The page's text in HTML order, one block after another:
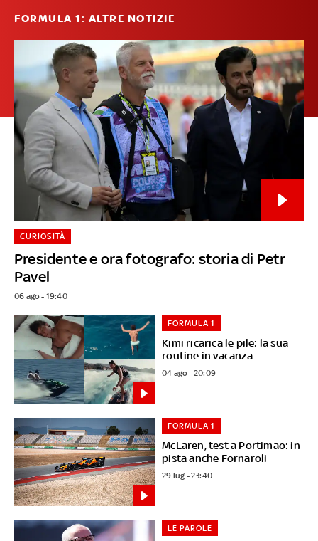
FORMULA 1: ALTRE NOTIZIE
Presidente e ora fotografo: storia di Petr
Pavel
CURIOSITÀ
06 ago - 19:40
Kimi ricarica le pile: la sua
routine in vacanza
FORMULA 1
04 ago - 20:09
McLaren, test a Portimao: in
pista anche Fornaroli
FORMULA 1
29 lug - 23:40
LE PAROLE